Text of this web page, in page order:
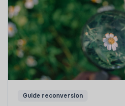
Guide reconversion